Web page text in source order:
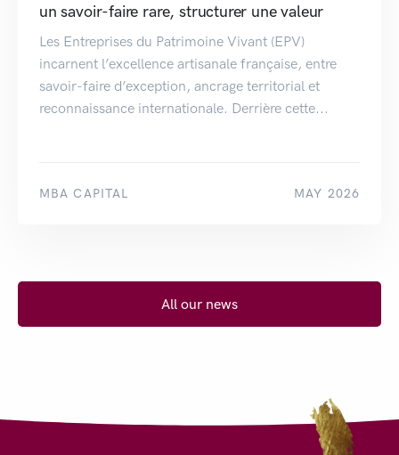
un savoir-faire rare, structurer une valeur
Les Entreprises du Patrimoine Vivant (EPV)
incarnent l’excellence artisanale française, entre
savoir-faire d’exception, ancrage territorial et
reconnaissance internationale. Derrière cette...
MBA CAPITAL MAY 2026
All our news